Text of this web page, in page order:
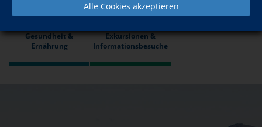
Alle Cookies akzeptieren
Gesundheit &
Ernährung
Exkursionen &
Informationsbesuche